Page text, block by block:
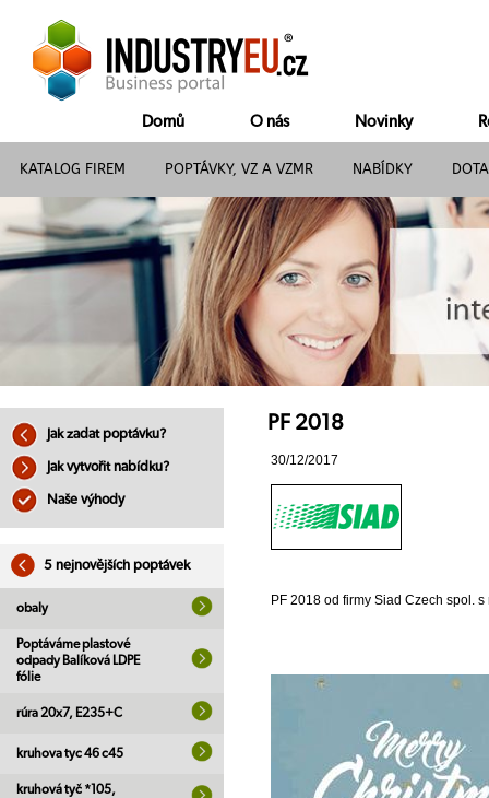
Domů O nás Novinky
KATALOG FIREM POPTÁVKY, VZ A VZMR NABÍDKY
Jak zadat poptávku?
Jak vytvořit nabídku?
Naše výhody
5 nejnovějších poptávek
obaly
Poptáváme plastové
odpady Balíková LDPE
fólie
rúra 20x7, E235+C
kruhova tyc 46 c45
kruhová tyč *105,
PF 2018
30/12/2017
PF 2018 od firmy Siad Czech spol. s